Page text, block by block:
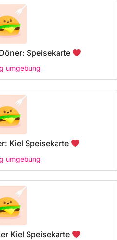
Speisekarte
umgebung
Kiel Speisekarte
umgebung
Kiel Speisekarte